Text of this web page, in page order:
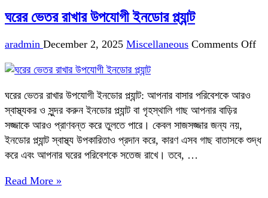
ঘরের ভেতর রাখার উপযোগী ইনডোর প্ল্যান্ট
aradmin December 2, 2025 Miscellaneous Comments Offon
ঘরের ভেতর রাখার উপযোগী ইনডোর প্ল্যান্ট: আপনার বাসার পরিবেশকে আরও
স্বাস্থ্যকর ও সুন্দর করুন ইনডোর প্ল্যান্ট বা গৃহস্থালি গাছ আপনার বাড়ির
সজ্জাকে আরও প্রাণবন্ত করে তুলতে পারে। কেবল সাজসজ্জার জন্য নয়,
ইনডোর প্ল্যান্ট স্বাস্থ্য উপকারিতাও প্রদান করে, কারণ এসব গাছ বাতাসকে শুদ্ধ
করে এবং আপনার ঘরের পরিবেশকে সতেজ রাখে। তবে, …
Read More »